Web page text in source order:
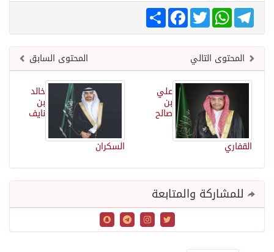
Share
FacebookTwitter
WhatsAppTelegram
المحتوى السابق
المحتوى التالي
خالد
بن
نايف
السكران
علي
بن
صالح
القفاري
للمشاركة والمتابعة